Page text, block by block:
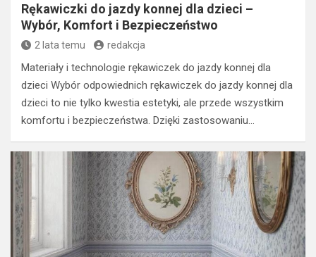
Rękawiczki do jazdy konnej dla dzieci –
Wybór, Komfort i Bezpieczeństwo
2 lata temu redakcja
Materiały i technologie rękawiczek do jazdy konnej dla
dzieci Wybór odpowiednich rękawiczek do jazdy konnej dla
dzieci to nie tylko kwestia estetyki, ale przede wszystkim
komfortu i bezpieczeństwa. Dzięki zastosowaniu…